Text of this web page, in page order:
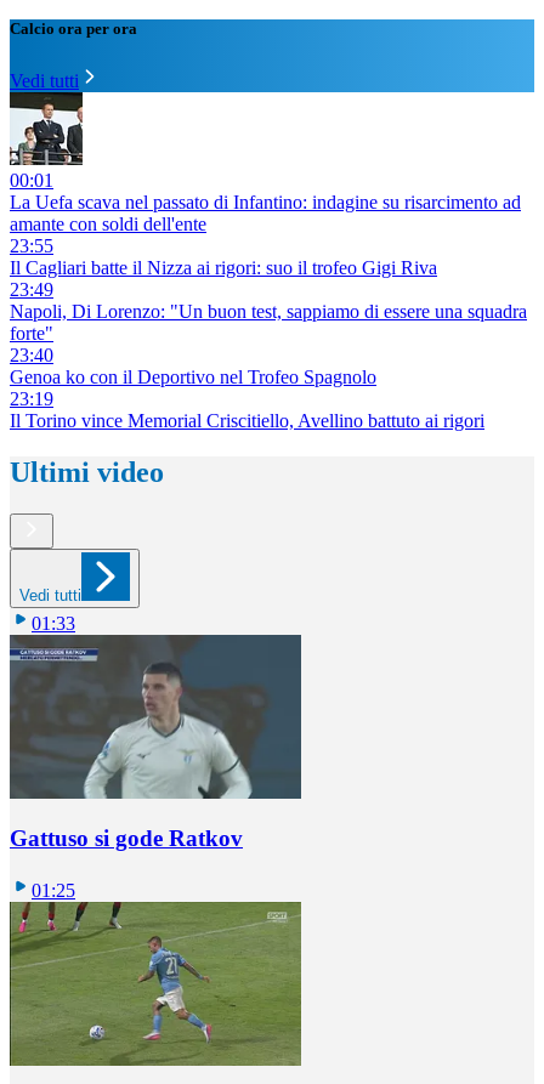
Calcio ora per ora
Vedi tutti
00:01
La Uefa scava nel passato di Infantino: indagine su risarcimento ad
amante con soldi dell'ente
23:55
Il Cagliari batte il Nizza ai rigori: suo il trofeo Gigi Riva
23:49
Napoli, Di Lorenzo: "Un buon test, sappiamo di essere una squadra
forte"
23:40
Genoa ko con il Deportivo nel Trofeo Spagnolo
23:19
Il Torino vince Memorial Criscitiello, Avellino battuto ai rigori
Ultimi video
Vedi tutti
01:33
Gattuso si gode Ratkov
01:25